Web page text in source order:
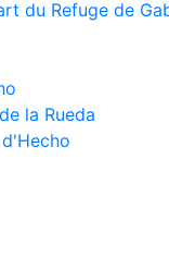
du Refuge de
la Rueda